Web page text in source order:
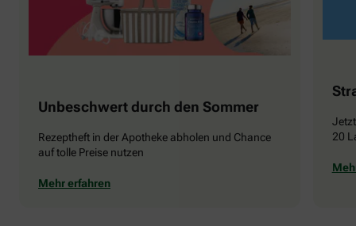
Unbeschwert durch den Sommer
Rezeptheft in der Apotheke abholen und Chance
auf tolle Preise nutzen
Mehr erfahren
20